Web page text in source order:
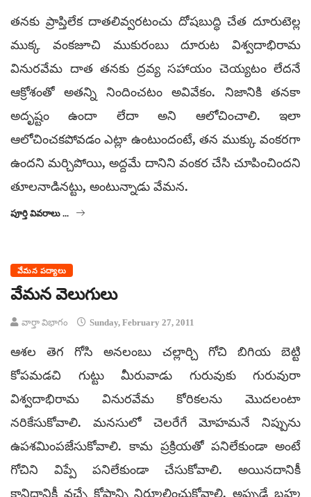
తనకు ప్రాప్తిలేక దాతలివ్వరటంచు దోషబుద్ధి చేత దూరుటెల్ల
ముక్క వంకజూచి ముకురంబు దూరుట విశ్వదాభిరామ
వినురవేమ దాత తనకు ద్రవ్య సహాయం చెయ్యటం లేదనే
ఆక్రోశంతో అతన్ని నిందించటం అవివేకం. నిజానికి తనకా
అదృష్టం ఉందా లేదా అని ఆలోచించాలి. ఇలా
ఆలోచించకపోవడం ఎట్లా ఉంటుందంటే, తన ముక్కు వంకరగా
ఉందని మర్చిపోయి, అద్దమే దానిని వంకర చేసి చూపించిందని
తూలనాడినట్టు, అంటున్నాడు వేమన.
పూర్తి వివరాలు ...
వేమన పద్యాలు
వేమన వెలుగులు
వార్తా విభాగం Sunday, February 27, 2011
ఆశల తెగ గోసి అనలంబు చల్లార్చి గోచి బిగియ బెట్టి
కోపమడచి గుట్టు మీరువాడు గురువుకు గురువురా
విశ్వదాభిరామ వినురవేమ కోరికలను మొదలంటా
నరికేసుకోవాలి. మనసులో చెలరేగే మోహమనే నిప్పును
ఉపశమింపజేసుకోవాలి. కామ ప్రక్రియతో పనిలేకుండా అంటే
గోచిని విప్పే పనిలేకుండా చేసుకోవాలి. అయినదానికీ
కానిదానికీ వచ్చే కోపాన్ని నిర్మూలించుకోవాలి. అప్పుడే బ్రహ్మ